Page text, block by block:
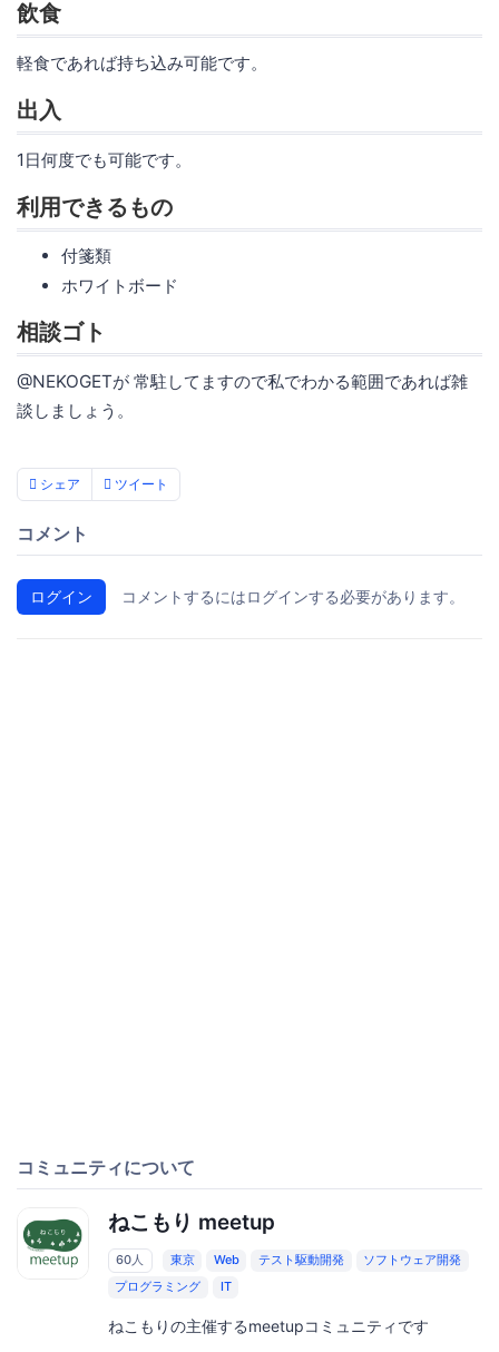
飲食
軽食であれば持ち込み可能です。
出入
1日何度でも可能です。
利用できるもの
付箋類
ホワイトボード
相談ゴト
@NEKOGETが 常駐してますので私でわかる範囲であれば雑
談しましょう。
シェア ツイート
コメント
ログイン コメントするにはログインする必要があります。
コミュニティについて
ねこもり meetup
60人 東京 Web テスト駆動開発
ソフトウェア開発
プログラミング
IT
ねこもりの主催するmeetupコミュニティです